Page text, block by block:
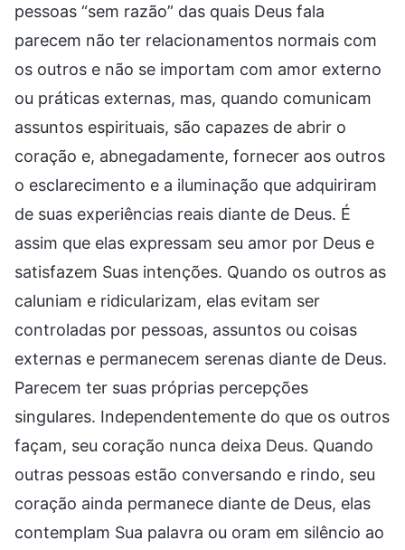
pessoas “sem razão” das quais Deus fala
parecem não ter relacionamentos normais com
os outros e não se importam com amor externo
ou práticas externas, mas, quando comunicam
assuntos espirituais, são capazes de abrir o
coração e, abnegadamente, fornecer aos outros
o esclarecimento e a iluminação que adquiriram
de suas experiências reais diante de Deus. É
assim que elas expressam seu amor por Deus e
satisfazem Suas intenções. Quando os outros as
caluniam e ridicularizam, elas evitam ser
controladas por pessoas, assuntos ou coisas
externas e permanecem serenas diante de Deus.
Parecem ter suas próprias percepções
singulares. Independentemente do que os outros
façam, seu coração nunca deixa Deus. Quando
outras pessoas estão conversando e rindo, seu
coração ainda permanece diante de Deus, elas
contemplam Sua palavra ou oram em silêncio ao